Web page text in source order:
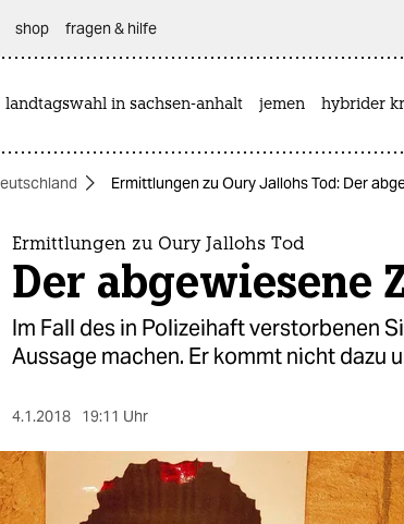
shop fragen & hilfe
landtagswahl in sachsen-anhalt jemen hybrider
Ermittlungen zu Oury Jallohs Tod: Der
Ermittlungen zu Oury Jallohs Tod
Der abgewiesene
Im Fall des in Polizeihaft verstorbenen
Aussage machen. Er kommt nicht dazu
4.1.2018 19:11 Uhr